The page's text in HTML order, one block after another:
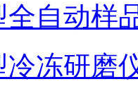
全自动样
冷冻研磨